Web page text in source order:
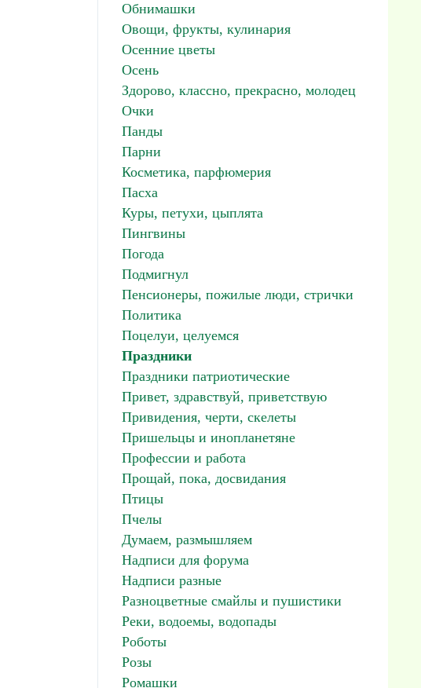
Обнимашки
Овощи, фрукты, кулинария
Осенние цветы
Осень
Здорово, классно, прекрасно, молодец
Очки
Панды
Парни
Косметика, парфюмерия
Пасха
Куры, петухи, цыплята
Пингвины
Погода
Подмигнул
Пенсионеры, пожилые люди, стрички
Политика
Поцелуи, целуемся
Праздники
Праздники патриотические
Привет, здравствуй, приветствую
Привидения, черти, скелеты
Пришельцы и инопланетяне
Профессии и работа
Прощай, пока, досвидания
Птицы
Пчелы
Думаем, размышляем
Надписи для форума
Надписи разные
Разноцветные смайлы и пушистики
Реки, водоемы, водопады
Роботы
Розы
Ромашки